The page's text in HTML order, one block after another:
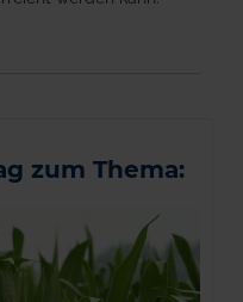
zum Thema: